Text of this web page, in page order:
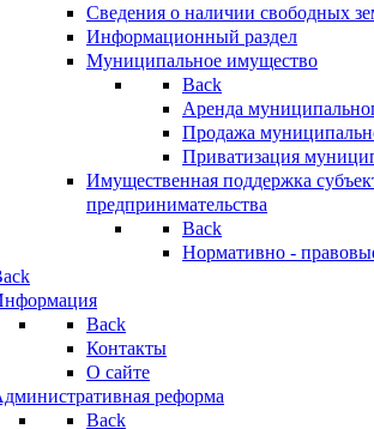
Сведения о наличии свободных
Информационный раздел
Муниципальное имущество
Back
Аренда
Продажа
Приватизация
Имущественная поддержка
предпринимательства
Back
Нормативно -
Back
Контакты
О сайте
реформа
Back